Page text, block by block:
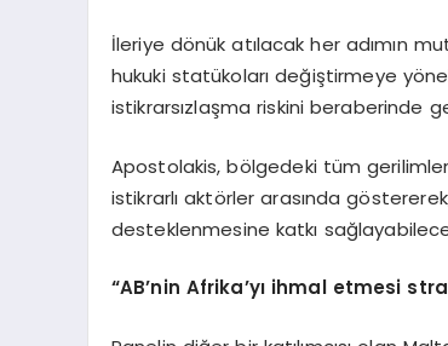
İleriye dönük atılacak her adımın
hukuki statükoları değiştirmeye
istikrarsızlaşma riskini beraberinde
Apostolakis, bölgedeki tüm
istikrarlı aktörler arasında
desteklenmesine katkı
“AB’nin Afrika’yı ihmal etmesi